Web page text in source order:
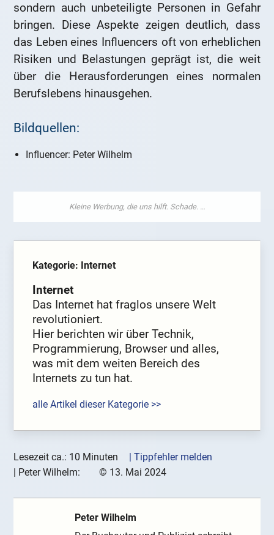
sondern auch unbeteiligte Personen in Gefahr
bringen. Diese Aspekte zeigen deutlich, dass
das Leben eines Influencers oft von erheblichen
Risiken und Belastungen geprägt ist, die weit
über die Herausforderungen eines normalen
Berufslebens hinausgehen.
Bildquellen:
Influencer: Peter Wilhelm
Kategorie: Internet
Internet
Das Internet hat fraglos unsere Welt
revolutioniert.
Hier berichten wir über Technik,
Programmierung, Browser und alles,
was mit dem weiten Bereich des
Internets zu tun hat.
alle Artikel dieser Kategorie >>
Lesezeit ca.: 10 Minuten
| Tippfehler melden
| Peter Wilhelm: © 13. Mai 2024
Peter Wilhelm